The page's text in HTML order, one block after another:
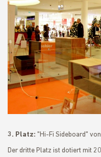
3. Platz: "Hi-Fi Sideboard" von
Der dritte Platz ist dotiert mit